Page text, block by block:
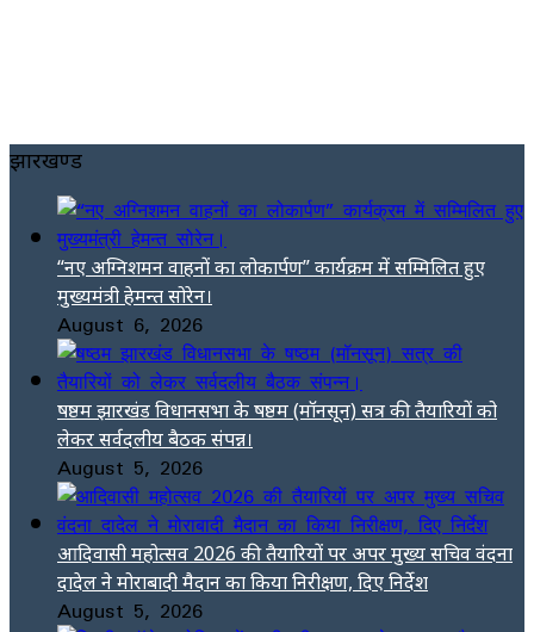
झारखण्ड
“नए अग्निशमन वाहनों का लोकार्पण” कार्यक्रम में सम्मिलित हुए
मुख्यमंत्री हेमन्त सोरेन।
August 6, 2026
षष्ठम झारखंड विधानसभा के षष्ठम (मॉनसून) सत्र की तैयारियों को
लेकर सर्वदलीय बैठक संपन्न।
August 5, 2026
आदिवासी महोत्सव 2026 की तैयारियों पर अपर मुख्य सचिव वंदना
दादेल ने मोराबादी मैदान का किया निरीक्षण, दिए निर्देश
August 5, 2026